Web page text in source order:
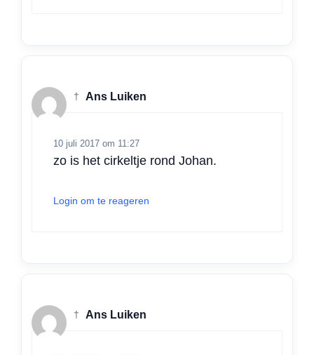
† Ans Luiken
10 juli 2017 om 11:27
zo is het cirkeltje rond Johan.
Login om te reageren
† Ans Luiken